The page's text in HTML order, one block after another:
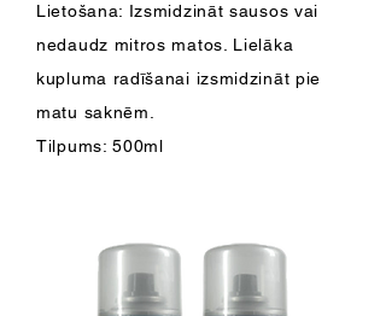
Lietošana: Izsmidzināt sausos vai
nedaudz mitros matos. Lielāka
kupluma radīšanai izsmidzināt pie
matu saknēm.
Tilpums: 500ml